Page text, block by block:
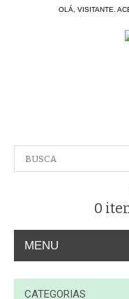
OLÁ, VISITANTE.
0
MENU
A EMPRESA
CATEGORIAS